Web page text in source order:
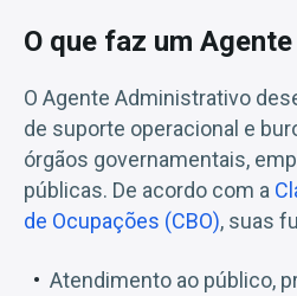
O que faz um
O Agente Administrativo
de suporte operacional e
órgãos governamentais,
públicas. De acordo com a
de Ocupações (CBO), suas
Atendimento ao público,